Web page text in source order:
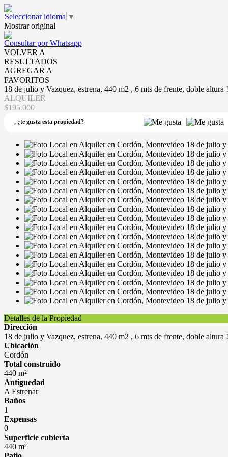
Seleccionar idioma ▼
Mostrar original
Consultar por Whatsapp
VOLVER A
RESULTADOS
AGREGAR A
FAVORITOS
18 de julio y Vazquez, estrena, 440 m2 , 6 mts de frente, doble altura
ALQUILER
$195.000
, ¿te gusta esta propiedad?
Detalles de la Propiedad
Dirección
18 de julio y Vazquez, estrena, 440 m2 , 6 mts de frente, doble altura
Ubicación
Cordón
Total construido
440 m²
Antiguedad
A Estrenar
Baños
1
Expensas
0
Superficie cubierta
440 m²